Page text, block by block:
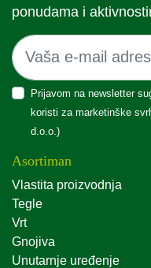
ponudama i
Prijavom na newsletter
koristi za marketinške
d.o.o.)
Asortiman
Vlastita proizvodnja
Tegle
Vrt
Gnojiva
Unutarnje uređenje